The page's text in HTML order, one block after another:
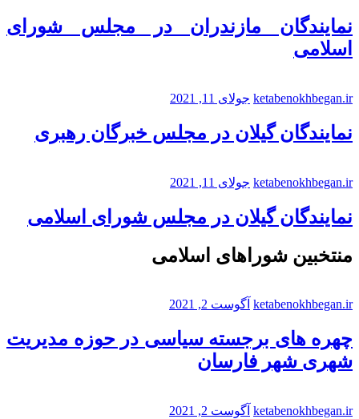
نمایندگان مازندران در مجلس شورای
اسلامی
ketabenokhbegan.ir جولای 11, 2021
نمایندگان گیلان در مجلس خبرگان رهبری
ketabenokhbegan.ir جولای 11, 2021
نمایندگان گیلان در مجلس شورای اسلامی
منتخبین شوراهای اسلامی
ketabenokhbegan.ir آگوست 2, 2021
چهره های برجسته سیاسی در حوزه مدیریت
شهری شهر فارسان
ketabenokhbegan.ir آگوست 2, 2021